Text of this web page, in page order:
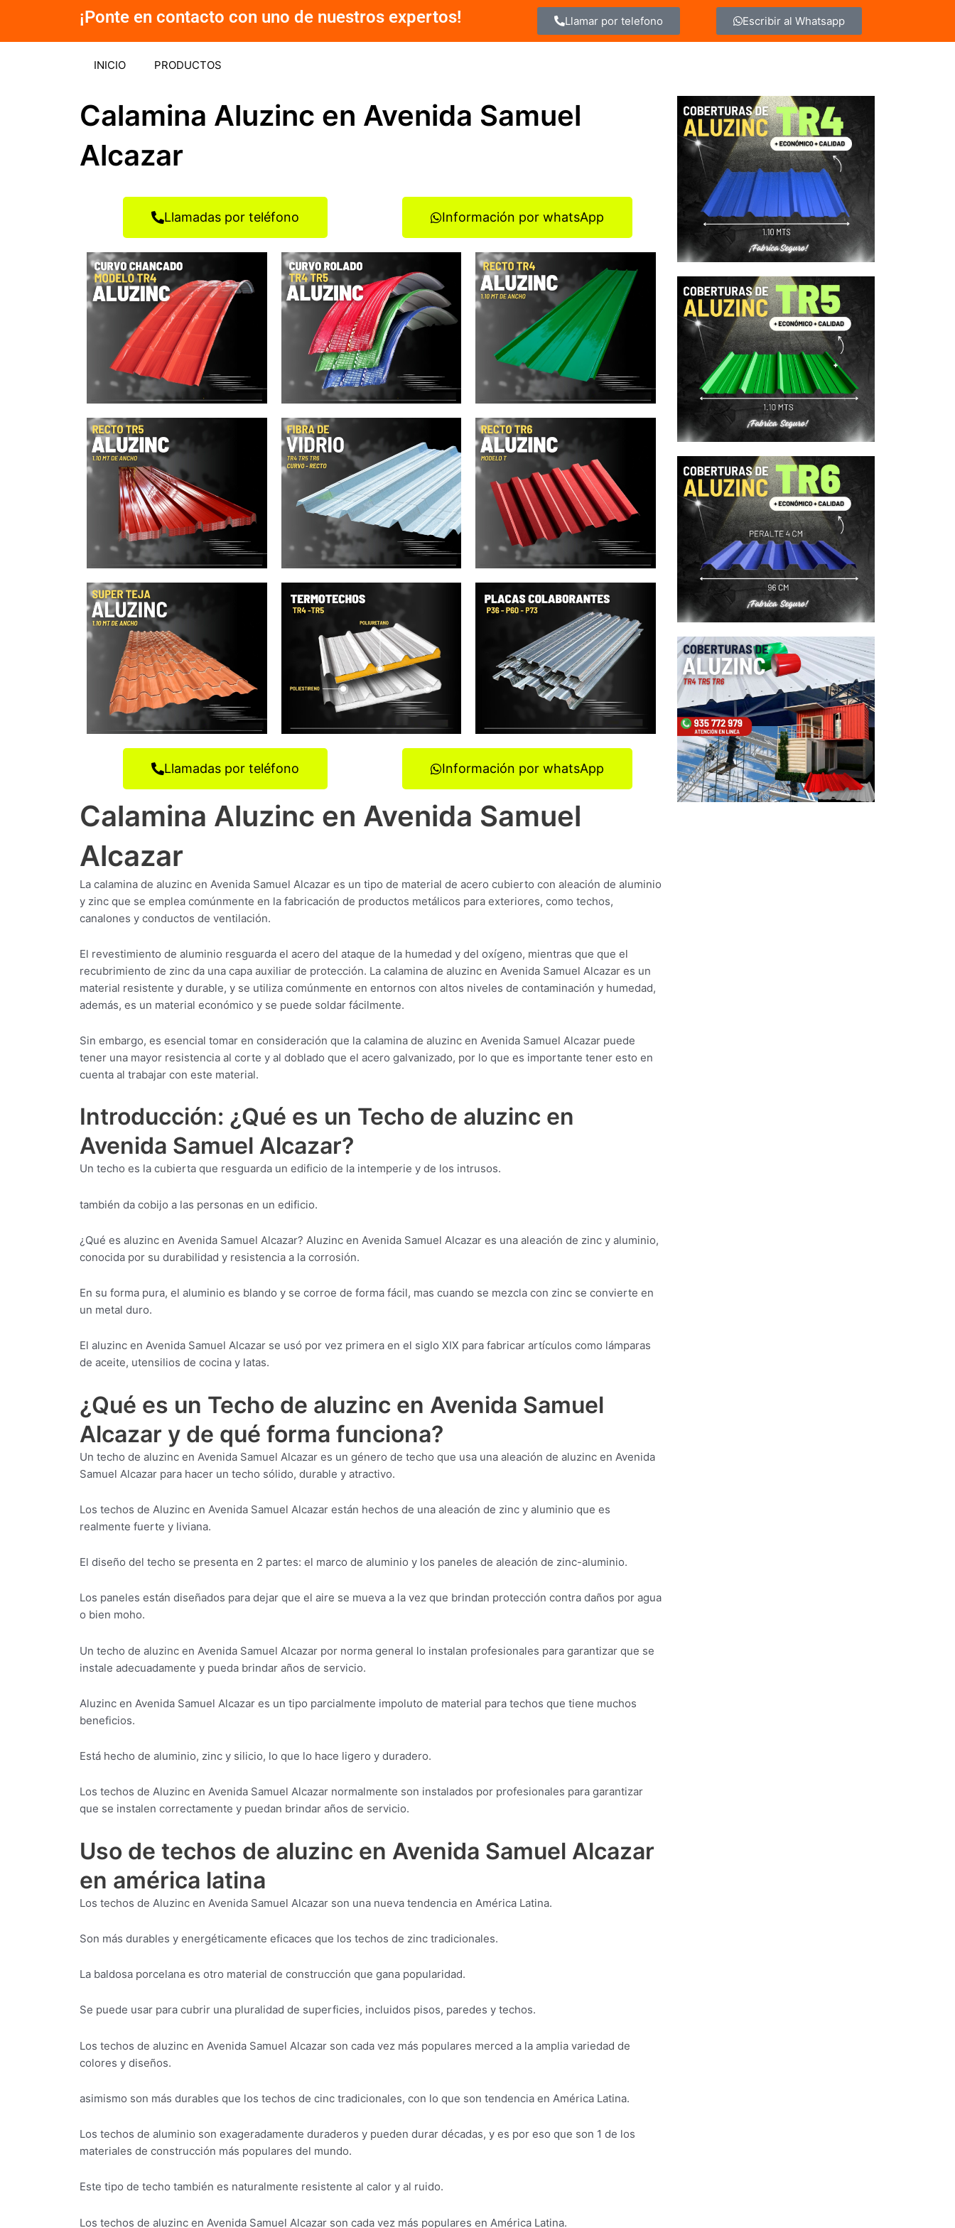
contenido
¡Ponte en contacto con uno de nuestros expertos! Llamar por telefono Escribir al Whatsapp
INICIO PRODUCTOS
Calamina Aluzinc en Avenida Samuel
Alcazar
Llamadas por teléfono Información por whatsApp
Llamadas por teléfono Información por whatsApp
Calamina Aluzinc en Avenida Samuel
Alcazar
La calamina de aluzinc en Avenida Samuel Alcazar es un tipo de material de acero cubierto con aleación de aluminio
y zinc que se emplea comúnmente en la fabricación de productos metálicos para exteriores, como techos,
canalones y conductos de ventilación.
El revestimiento de aluminio resguarda el acero del ataque de la humedad y del oxígeno, mientras que que el
recubrimiento de zinc da una capa auxiliar de protección. La calamina de aluzinc en Avenida Samuel Alcazar es un
material resistente y durable, y se utiliza comúnmente en entornos con altos niveles de contaminación y humedad,
además, es un material económico y se puede soldar fácilmente.
Sin embargo, es esencial tomar en consideración que la calamina de aluzinc en Avenida Samuel Alcazar puede
tener una mayor resistencia al corte y al doblado que el acero galvanizado, por lo que es importante tener esto en
cuenta al trabajar con este material.
Introducción: ¿Qué es un Techo de aluzinc en
Avenida Samuel Alcazar?
Un techo es la cubierta que resguarda un edificio de la intemperie y de los intrusos.
también da cobijo a las personas en un edificio.
¿Qué es aluzinc en Avenida Samuel Alcazar? Aluzinc en Avenida Samuel Alcazar es una aleación de zinc y aluminio,
conocida por su durabilidad y resistencia a la corrosión.
En su forma pura, el aluminio es blando y se corroe de forma fácil, mas cuando se mezcla con zinc se convierte en
un metal duro.
El aluzinc en Avenida Samuel Alcazar se usó por vez primera en el siglo XIX para fabricar artículos como lámparas
de aceite, utensilios de cocina y latas.
¿Qué es un Techo de aluzinc en Avenida Samuel
Alcazar y de qué forma funciona?
Un techo de aluzinc en Avenida Samuel Alcazar es un género de techo que usa una aleación de aluzinc en Avenida
Samuel Alcazar para hacer un techo sólido, durable y atractivo.
Los techos de Aluzinc en Avenida Samuel Alcazar están hechos de una aleación de zinc y aluminio que es
realmente fuerte y liviana.
El diseño del techo se presenta en 2 partes: el marco de aluminio y los paneles de aleación de zinc-aluminio.
Los paneles están diseñados para dejar que el aire se mueva a la vez que brindan protección contra daños por agua
o bien moho.
Un techo de aluzinc en Avenida Samuel Alcazar por norma general lo instalan profesionales para garantizar que se
instale adecuadamente y pueda brindar años de servicio.
Aluzinc en Avenida Samuel Alcazar es un tipo parcialmente impoluto de material para techos que tiene muchos
beneficios.
Está hecho de aluminio, zinc y silicio, lo que lo hace ligero y duradero.
Los techos de Aluzinc en Avenida Samuel Alcazar normalmente son instalados por profesionales para garantizar
que se instalen correctamente y puedan brindar años de servicio.
Uso de techos de aluzinc en Avenida Samuel Alcazar
en américa latina
Los techos de Aluzinc en Avenida Samuel Alcazar son una nueva tendencia en América Latina.
Son más durables y energéticamente eficaces que los techos de zinc tradicionales.
La baldosa porcelana es otro material de construcción que gana popularidad.
Se puede usar para cubrir una pluralidad de superficies, incluidos pisos, paredes y techos.
Los techos de aluzinc en Avenida Samuel Alcazar son cada vez más populares merced a la amplia variedad de
colores y diseños.
asimismo son más durables que los techos de cinc tradicionales, con lo que son tendencia en América Latina.
Los techos de aluminio son exageradamente duraderos y pueden durar décadas, y es por eso que son 1 de los
materiales de construcción más populares del mundo.
Este tipo de techo también es naturalmente resistente al calor y al ruido.
Los techos de aluzinc en Avenida Samuel Alcazar son cada vez más populares en América Latina.